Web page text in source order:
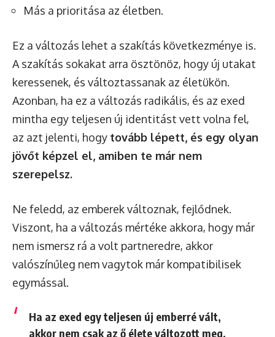
Más a prioritása az életben.
Ez a változás lehet a szakítás következménye is.
A szakítás sokakat arra ösztönöz, hogy új utakat
keressenek, és változtassanak az életükön.
Azonban, ha ez a változás radikális, és az exed
mintha egy teljesen új identitást vett volna fel,
az azt jelenti, hogy tovább lépett, és egy olyan
jövőt képzel el, amiben te már nem
szerepelsz.
Ne feledd, az emberek változnak, fejlődnek.
Viszont, ha a változás mértéke akkora, hogy már
nem ismersz rá a volt partneredre, akkor
valószínűleg nem vagytok már kompatibilisek
egymással.
Ha az exed egy teljesen új emberré vált,
akkor nem csak az ő élete változott meg,